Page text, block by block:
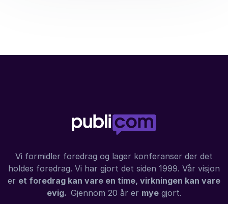
Vi formidler foredrag og lager konferanser der det
holdes foredrag. Vi har gjort det siden 1999. Vår visjon
er et foredrag kan vare en time, virkningen kan vare
evig. Gjennom 20 år er myegjort.